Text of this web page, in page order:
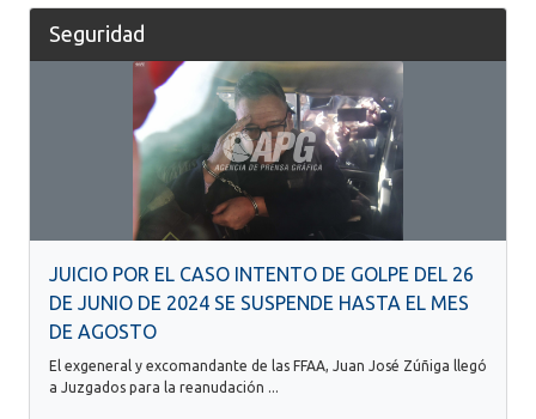
Seguridad
JUICIO POR EL CASO INTENTO DE GOLPE DEL 26
DE JUNIO DE 2024 SE SUSPENDE HASTA EL MES
DE AGOSTO
El exgeneral y excomandante de las FFAA, Juan José Zúñiga llegó
a Juzgados para la reanudación ...